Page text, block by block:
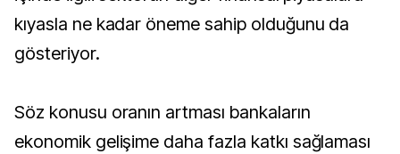
kıyasla ne kadar öneme sahip olduğunu da
gösteriyor.
Söz konusu oranın artması bankaların
ekonomik gelişime daha fazla katkı sağlaması